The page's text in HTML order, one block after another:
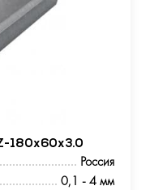
180х60х3.0
Россия
0,1 - 4 мм